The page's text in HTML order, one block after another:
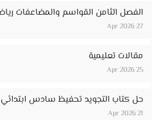
الفصل الثامن القواسم والمضاعفات
27 Apr 2026
مقالات تعليمية
25 Apr 2026
حل كتاب التجويد تحفيظ سادس
21 Apr 2026